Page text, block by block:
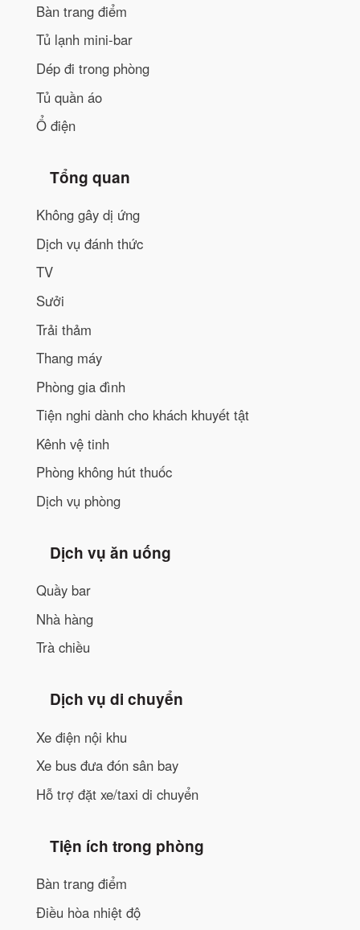
Bàn trang điểm
Tủ lạnh mini-bar
Dép đi trong phòng
Tủ quần áo
Ổ điện
Tổng quan
Không gây dị ứng
Dịch vụ đánh thức
TV
Sưởi
Trải thảm
Thang máy
Phòng gia đình
Tiện nghi dành cho khách khuyết tật
Kênh vệ tinh
Phòng không hút thuốc
Dịch vụ phòng
Dịch vụ ăn uống
Quầy bar
Nhà hàng
Trà chiều
Dịch vụ di chuyển
Xe điện nội khu
Xe bus đưa đón sân bay
Hỗ trợ đặt xe/taxi di chuyển
Tiện ích trong phòng
Bàn trang điểm
Điều hòa nhiệt độ